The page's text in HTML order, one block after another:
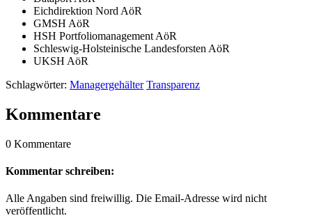
Eichdirektion Nord AöR
GMSH AöR
HSH Portfoliomanagement AöR
Schleswig-Holsteinische Landesforsten AöR
UKSH AöR
Schlagwörter: Managergehälter Transparenz
Kommentare
0 Kommentare
Kommentar schreiben:
Alle Angaben sind freiwillig. Die Email-Adresse wird nicht
veröffentlicht.